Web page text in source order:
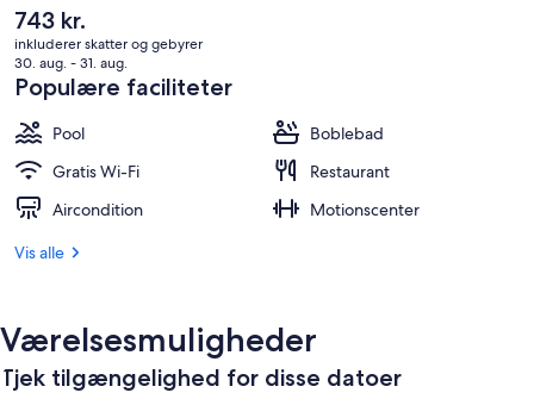
Den
nuværende
pris
er
743 kr.
743 kr.
inkluderer skatter og gebyrer
30. aug. - 31. aug.
Populære faciliteter
Pool
Boblebad
Gratis Wi-Fi
Restaurant
Aircondition
Motionscenter
Vis alle
Værelsesmuligheder
Tjek tilgængelighed for disse datoer